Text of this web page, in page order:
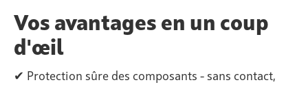
Vos avantages en un coup
d'œil
✔ Protection sûre des composants - sans contact,